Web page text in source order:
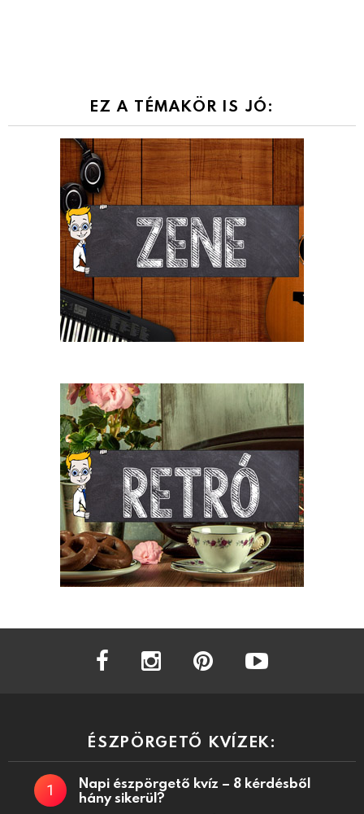
EZ A TÉMAKÖR IS JÓ:
facebook instagram
ÉSZPÖRGETŐ KVÍZEK:
Napi észpörgető kvíz – 8 kérdésből
hány sikerül?